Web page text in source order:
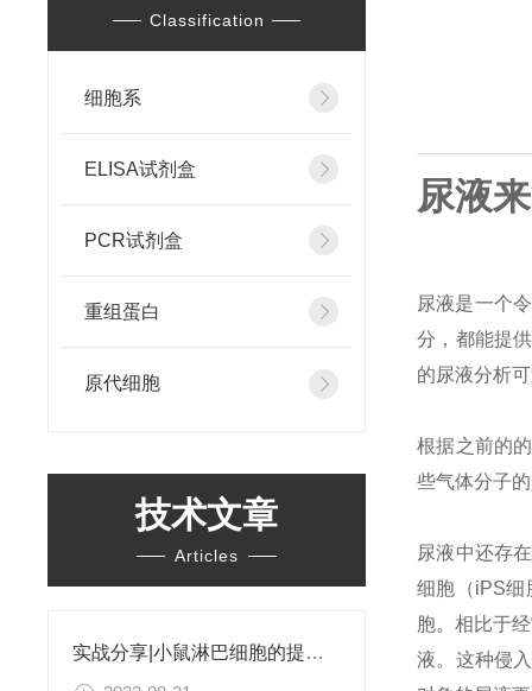
Classification
细胞系
ELISA试剂盒
PCR试剂盒
重组蛋白
原代细胞
技术文章
Articles
实战分享|小鼠淋巴细胞的提取和分选之经验小结
尿液
尿液是一个
分，都能提
的尿液分析
根据之前的
些气体分子
尿液中还存
细胞（iPS细
胞。相比于
液。这种侵